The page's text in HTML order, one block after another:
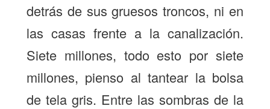
detrás de sus gruesos troncos, ni en
las casas frente a la canalización.
Siete millones, todo esto por siete
millones, pienso al tantear la bolsa
de tela gris. Entre las sombras de la